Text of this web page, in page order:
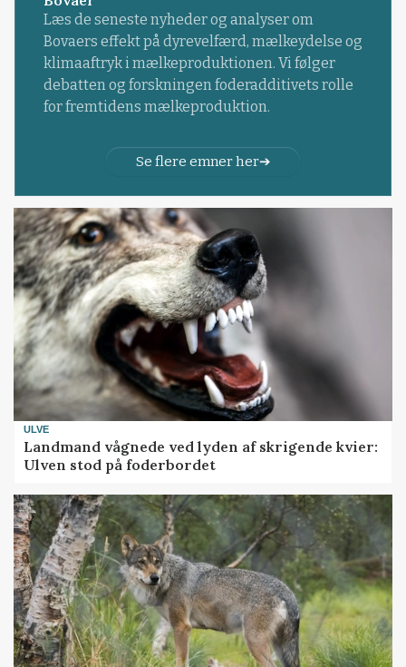
Læs de seneste nyheder og analyser om
Bovaers effekt på dyrevelfærd, mælkeydelse og
klimaaftryk i mælkeproduktionen. Vi følger
debatten og forskningen foderadditivets rolle
for fremtidens mælkeproduktion.
Se flere emner her
ULVE
Landmand vågnede ved lyden af skrigende kvier:
Ulven stod på foderbordet